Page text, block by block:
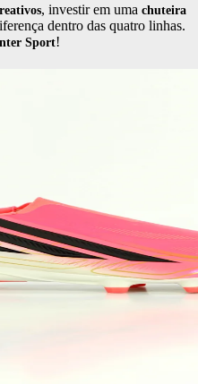
, investir em uma chuteira
dentro das quatro linhas.
Sport!